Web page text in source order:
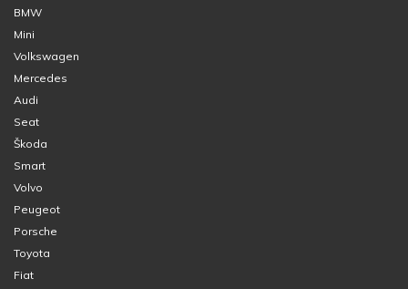
BMW
Mini
Volkswagen
Mercedes
Audi
Seat
Škoda
Smart
Volvo
Peugeot
Porsche
Toyota
Fiat